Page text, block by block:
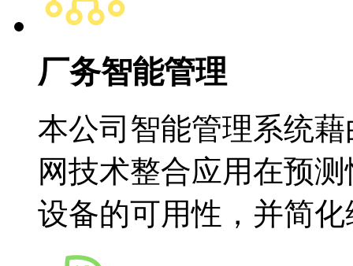
厂务智能管理
本公司智能管理系统藉
网技术整合应用在预测
设备的可用性，并简